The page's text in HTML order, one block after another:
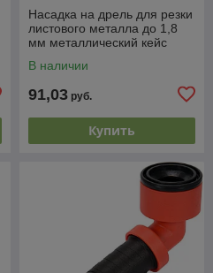
Насадка на дрель для резки
листового металла до 1,8
мм металлический кейс
В наличии
91,03 руб.
Купить